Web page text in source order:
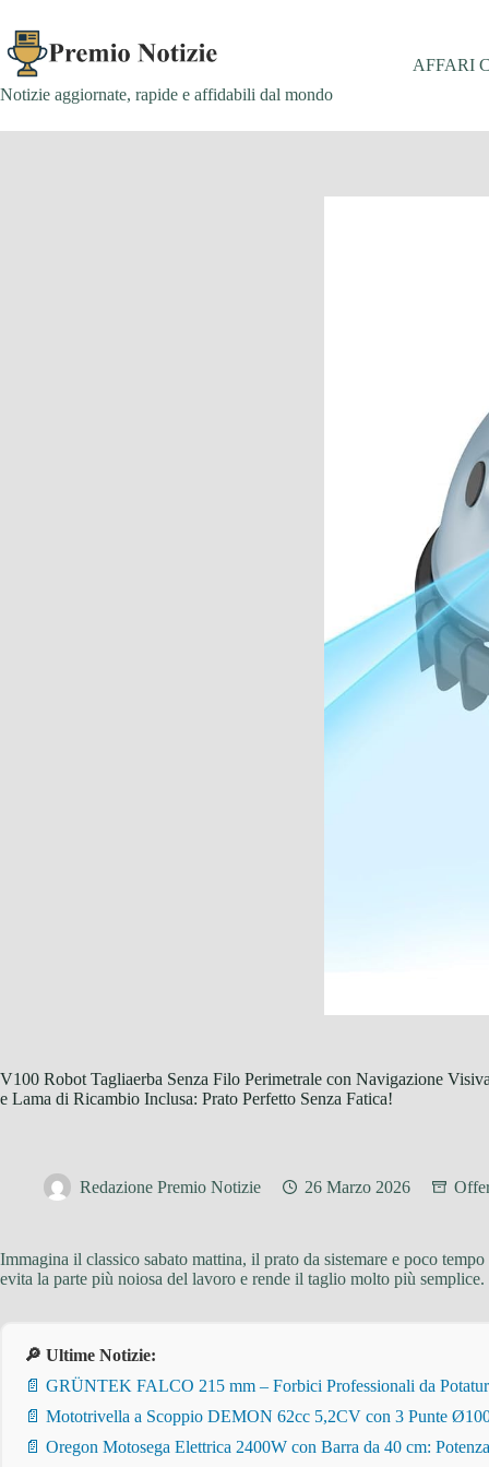
contenuto
Notizie aggiornate, rapide e affidabili dal mondo
AFFARI
V100 Robot Tagliaerba Senza Filo Perimetrale con Navigazione
e Lama di Ricambio Inclusa: Prato Perfetto Senza Fatica!
Redazione Premio Notizie 26 Marzo 2026
Immagina il classico sabato mattina, il prato da sistemare e poco
evita la parte più noiosa del lavoro e rende il taglio molto più
🔎 Ultime Notizie:
📄 GRÜNTEK FALCO 215 mm – Forbici Professionali da
📄 Mototrivella a Scoppio DEMON 62cc 5,2CV con 3 Punte
📄 Oregon Motosega Elettrica 2400W con Barra da 40 cm: